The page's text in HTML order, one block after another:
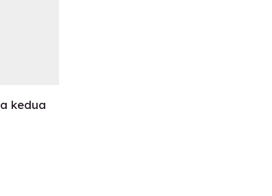
kedua